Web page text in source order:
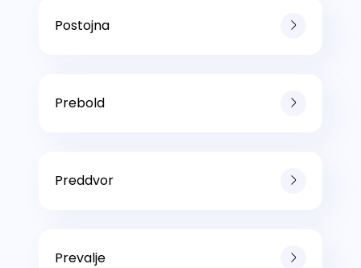
Postojna
Prebold
Preddvor
Prevalje